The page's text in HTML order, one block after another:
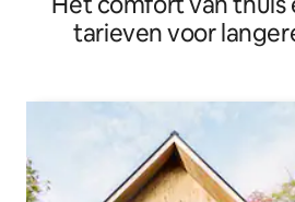
tarieven voor